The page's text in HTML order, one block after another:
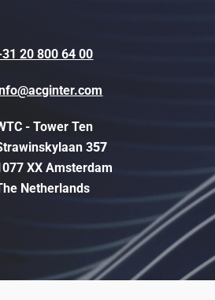
20 800 64 00
- Tower Ten
357
XX Amsterdam
Netherlands